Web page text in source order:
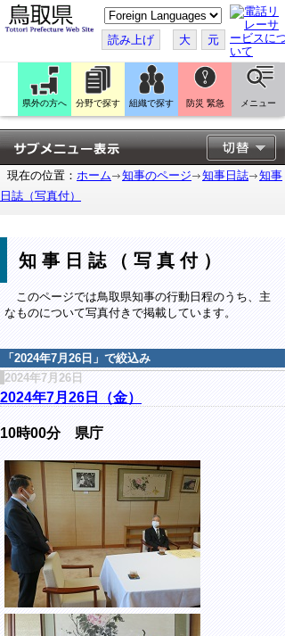
こ
の
ペ
ー
ジ
翻
訳
す
る
読み上げ 大 元
県外の方へ 分野で探す 組織で探す 防災 緊急 メニュー
現在の位置： ホーム 知事のページ 知事日誌
知事
日誌（写真付）
知事日誌（写真付）
このページでは鳥取県知事の行動日程のうち、主
なものについて写真付きで掲載しています。
「 2024年7月26日 」で絞込み
2024年7月26日
2024年7月26日（金）
10時00分 県庁